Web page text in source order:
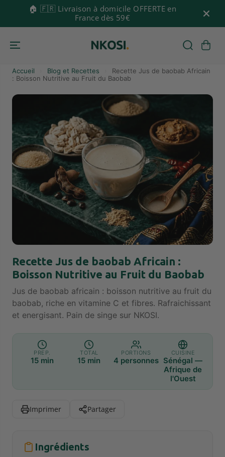
AU CONTENU
🏠 🇫🇷 Livraison à domicile OFFERTE en
France dès 59€
📍 🇫🇷
Accueil Blog et Recettes
Recette Jus de baobab Africain
: Boisson Nutritive au Fruit du Baobab
Recette Jus de baobab Africain :
Boisson Nutritive au Fruit du Baobab
Jus de baobab africain : boisson nutritive au fruit du
baobab, riche en vitamine C et fibres. Rafraichissant
et energisant. Pain de singe sur NKOSI.
PREP.
15 min
TOTAL
15 min
PORTIONS
4 personnes
CUISINE
Sénégal —
Afrique de
l'Ouest
Imprimer Partager
Ingrédients